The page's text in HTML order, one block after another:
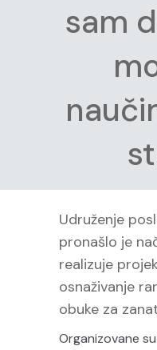
sam
Udruženje
pronašlo je
realizuje
osnaživanje
obuke za
Organizovane